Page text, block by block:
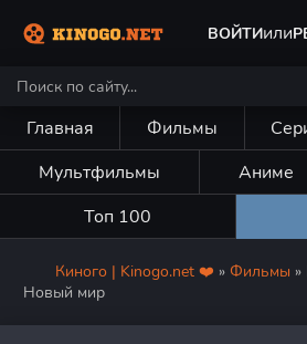
ВОЙТИили
Главная Фильмы
Мультфильмы
Аниме
Топ 100
Киного | Kinogo.net ❤️ » Фильмы
Новый мир